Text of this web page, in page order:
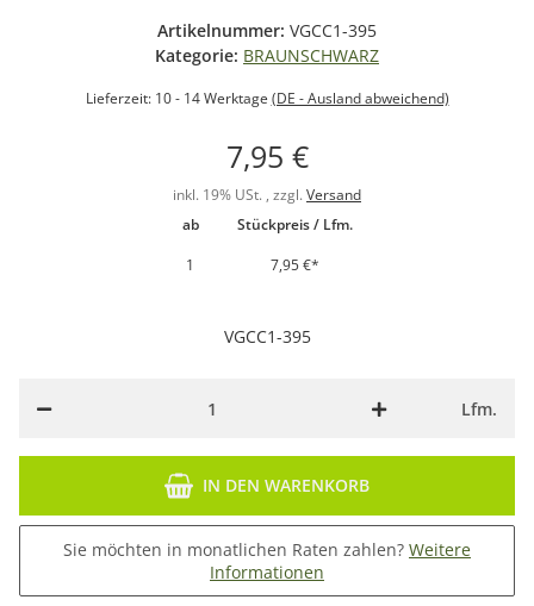
Artikelnummer: VGCC1-395
Kategorie: BRAUNSCHWARZ
Lieferzeit: 10 - 14 Werktage (DE - Ausland abweichend)
7,95 €
inkl. 19% USt. , zzgl. Versand
ab
Stückpreis / Lfm.
1
7,95 €*
VGCC1-395
Lfm.
IN DEN WARENKORB
Sie möchten in monatlichen Raten zahlen? Weitere
Informationen